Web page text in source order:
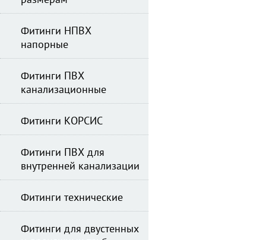
Фитинги НПВХ
напорные
Фитинги ПВХ
канализационные
Фитинги КОРСИС
Фитинги ПВХ для
внутренней канализации
Фитинги технические
Фитинги для двустенных